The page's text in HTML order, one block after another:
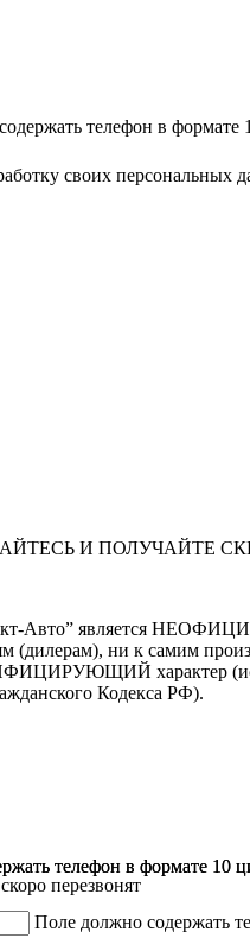
телефон в формате
своих персональных
И ПОЛУЧАЙТЕ
Авто” является
ни к самим
характер
Кодекса РФ).
телефон в формате 10
Поле должно содержать
телефон в формате 10
перезвонят